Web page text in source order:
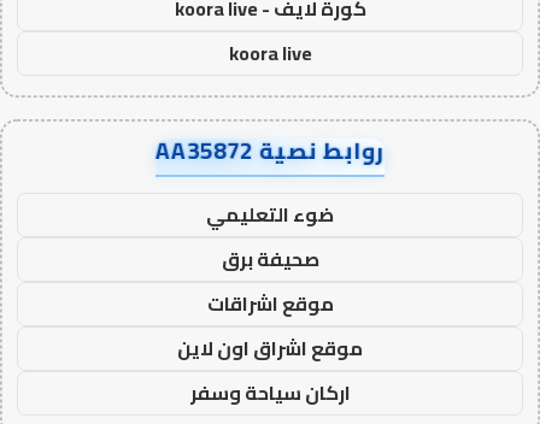
كورة لايف - koora live
koora live
روابط نصية AA35872
ضوء التعليمي
صحيفة برق
موقع اشراقات
موقع اشراق اون لاين
اركان سياحة وسفر